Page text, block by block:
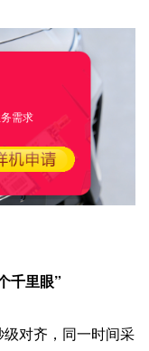
千里眼”
对齐，同一时间采
需求